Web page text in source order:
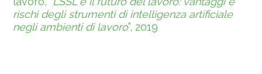
rischi degli strumenti di intelligenza artificiale
negli ambienti di lavoro”, 2019